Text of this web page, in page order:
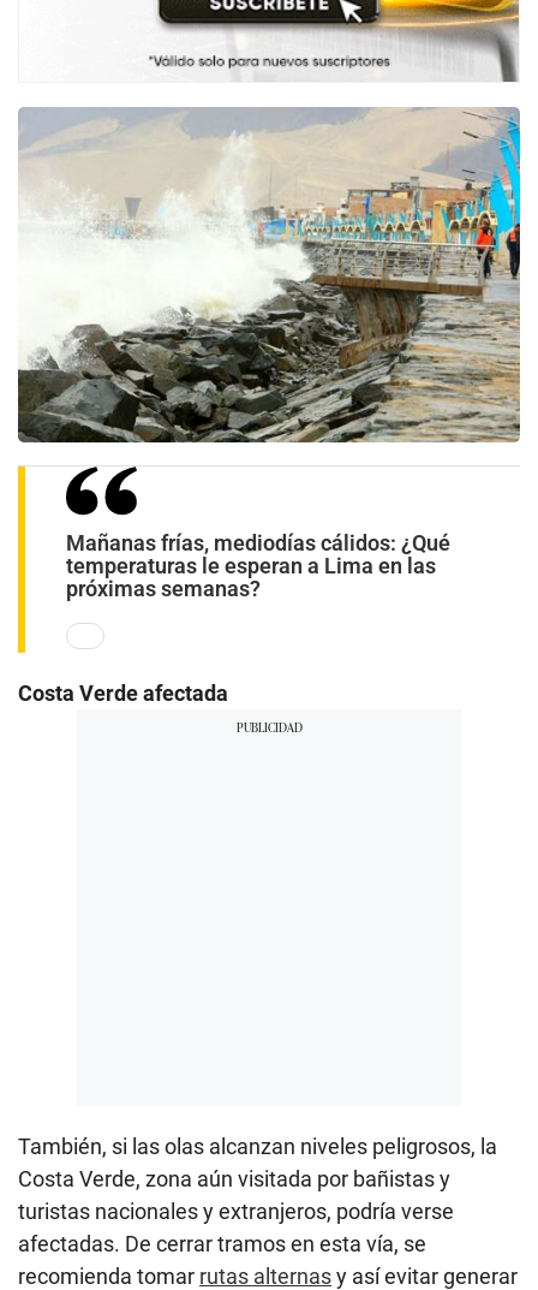
Mañanas frías, mediodías cálidos: ¿Qué
temperaturas le esperan a Lima en las
próximas semanas?
Costa Verde afectada
También, si las olas alcanzan niveles peligrosos, la
Costa Verde, zona aún visitada por bañistas y
turistas nacionales y extranjeros, podría verse
afectadas. De cerrar tramos en esta vía, se
recomienda tomar rutas alternasy así evitar generar